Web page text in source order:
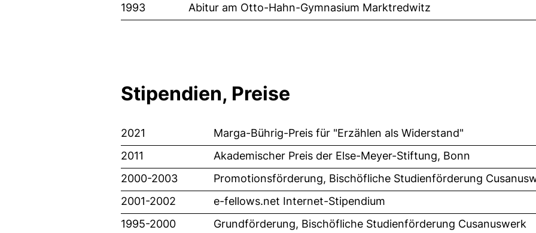
1993
Abitur am Otto-Hahn-Gymnasium Marktredwitz
Stipendien, Preise
2021
Marga-Bührig-Preis für "Erzählen als Widerstand"
2011
Akademischer Preis der Else-Meyer-Stiftung, Bonn
2000-2003
Promotionsförderung, Bischöfliche Studienförderung
2001-2002
e-fellows.net Internet-Stipendium
1995-2000
Grundförderung, Bischöfliche Studienförderung Cusanuswerk